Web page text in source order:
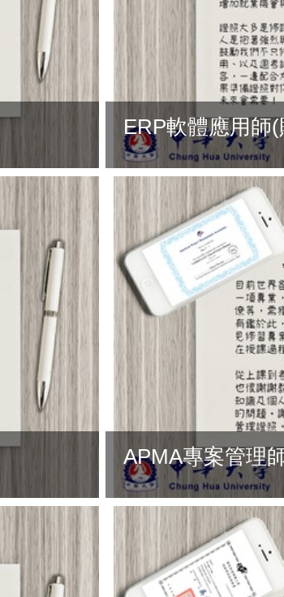
ERP軟體應用師
APMA專案管理